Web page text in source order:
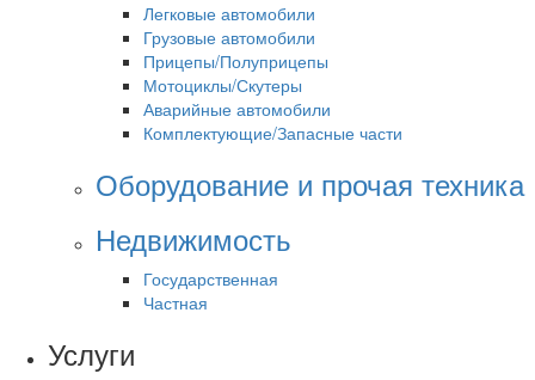
Легковые автомобили
Грузовые автомобили
Прицепы/Полуприцепы
Мотоциклы/Скутеры
Аварийные автомобили
Комплектующие/Запасные части
Оборудование и прочая техника
Недвижимость
Государственная
Частная
Услуги